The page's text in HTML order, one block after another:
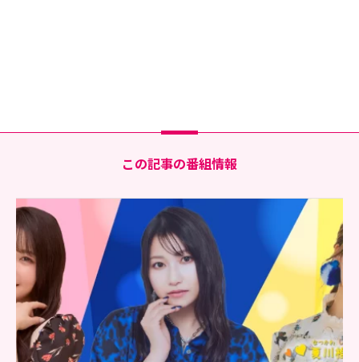
この記事の番組情報